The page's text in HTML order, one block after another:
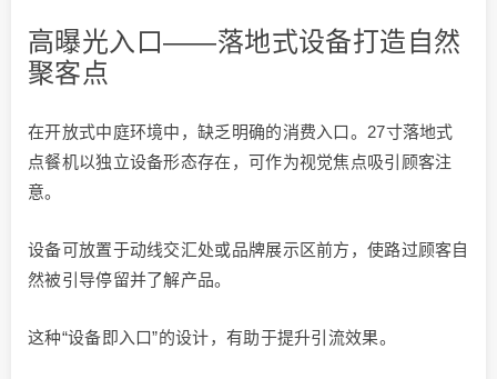
高曝光入口——落地式设备打造自然
聚客点
在开放式中庭环境中，缺乏明确的消费入口。27寸落地式
点餐机以独立设备形态存在，可作为视觉焦点吸引顾客注
意。
设备可放置于动线交汇处或品牌展示区前方，使路过顾客自
然被引导停留并了解产品。
这种“设备即入口”的设计，有助于提升引流效果。